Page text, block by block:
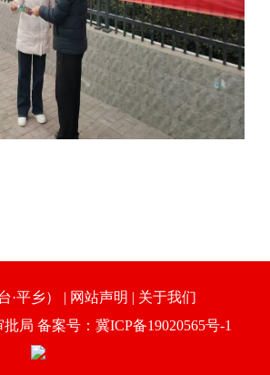
·平乡） | 网站声明 | 关于我们
局 备案号：冀ICP备19020565号-1